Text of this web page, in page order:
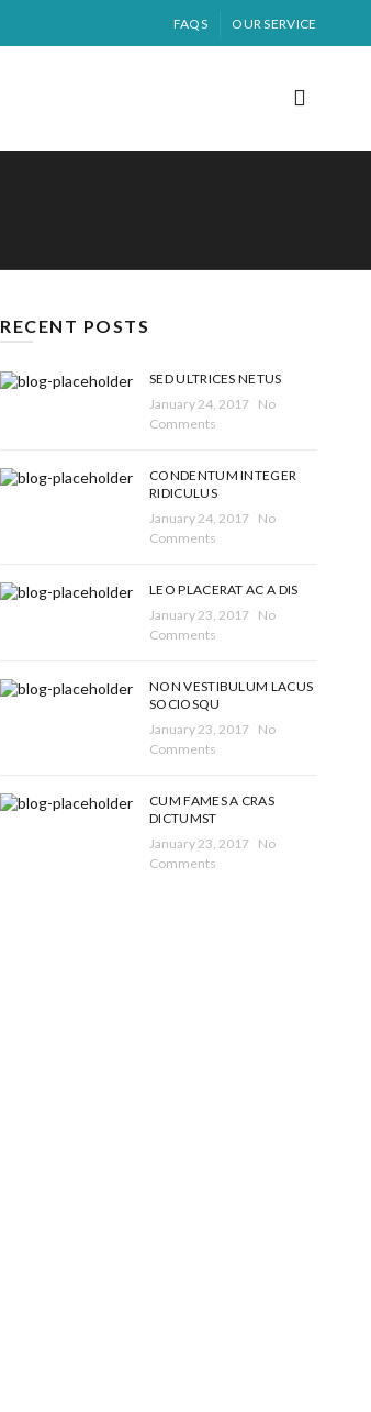
FAQS OUR SERVICE
RECENT POSTS
SED ULTRICES NETUS
January 24, 2017 No
Comments
CONDENTUM INTEGER
RIDICULUS
January 24, 2017 No
Comments
LEO PLACERAT AC A DIS
January 23, 2017 No
Comments
NON VESTIBULUM LACUS
SOCIOSQU
January 23, 2017 No
Comments
CUM FAMES A CRAS
DICTUMST
January 23, 2017 No
Comments